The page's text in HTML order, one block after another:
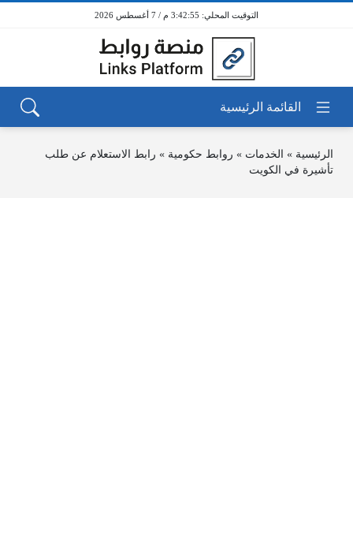
3:42:55 م / 7 أغسطس 2026
الرئيسية » الخدمات » روابط حكومية » رابط الاستعلام عن طلب
تأشيرة في الكويت